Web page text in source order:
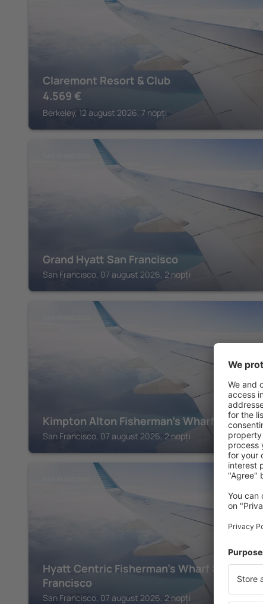
Claremont Resort & Club
4.569 €
Berkeley, 12 august 2026, 7 nopți
Grand Hyatt San Francisco
San Francisco, 07 august 2026, 2 nopți
Kimpton Alton Fisherman's Wharf by IHG
San Francisco, 07 august 2026, 2 nopți
Hyatt Centric Fisherman's Wharf San
Francisco
San Francisco, 07 august 2026, 2 nopți